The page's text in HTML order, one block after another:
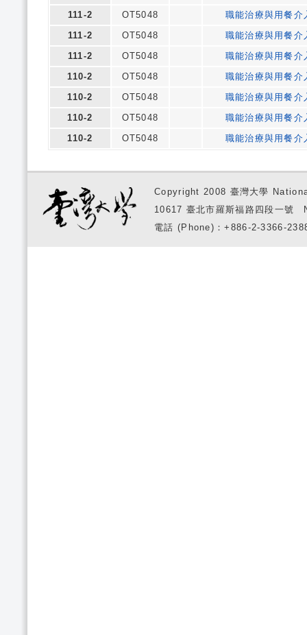
111-2
OT5048
職能治療與用餐介
111-2
OT5048
職能治療與用餐介
111-2
OT5048
職能治療與用餐介
110-2
OT5048
職能治療與用餐介
110-2
OT5048
職能治療與用餐介
110-2
OT5048
職能治療與用餐介
110-2
OT5048 職能治療與用餐介
Copyright 2008 臺灣大學
10617 臺北市羅斯福路四段一
電話 (Phone)：+886-2-3366-